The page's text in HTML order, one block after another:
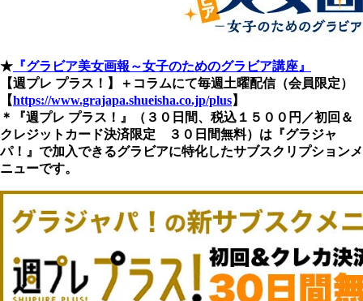
★ 『グラビア美女画報～女子のためのグラビア講座』
【週プレ プラス！】＋コラムにて毎週土曜配信（会員限定）
【https://www.grajapa.shueisha.co.jp/plus】
＊『週プレ プラス！』（３０日間、税込１５００円／初回＆
クレジットカード決済限定 ３０日間無料）は『グラジャ
パ！』で加入できるグラビアに特化したサブスクリプションメ
ニューです。